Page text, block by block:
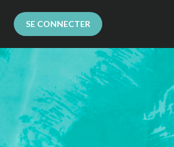
SE CONNECTER